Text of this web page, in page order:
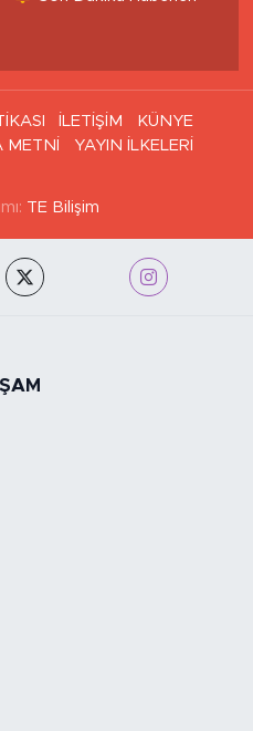
İLETİŞİM
KÜNYE
METNİ
YAYIN İLKELERİ
TE Bilişim